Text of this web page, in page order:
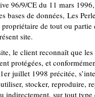
96/9/CE du 11 mars
bases de données, Les
de tout ou partie
site.
le client reconnaît que
protégées, et
juillet 1998 précitée,
stocker, reproduire,
indirectement, sur tout type